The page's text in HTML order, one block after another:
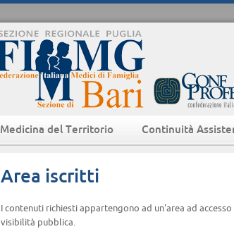
Medicina del Territorio Continuità
Area iscritti
I contenuti richiesti appartengono ad un'area ad
visibilità pubblica.